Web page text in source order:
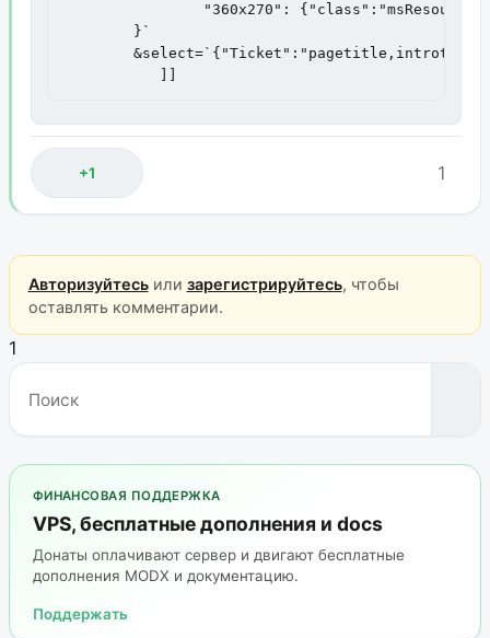
	&select=`{"Ticket":"pagetitle,introtext,uri","360x270":"360x270.url as 360x270"}`
+1 1
Авторизуйтесьили зарегистрируйтесь, чтобы
оставлять комментарии.
1
ФИНАНСОВАЯ ПОДДЕРЖКА
VPS, бесплатные дополнения и docs
Донаты оплачивают сервер и двигают бесплатные
дополнения MODX и документацию.
Поддержать